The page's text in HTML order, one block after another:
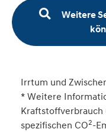
Weitere
Irrtum und
* Weitere
Kraftstoffverbrauch
spezifischen CO2-